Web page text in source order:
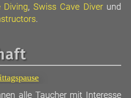
Diving, Swiss Cave Diverund
.
alle Taucher mit Interesse